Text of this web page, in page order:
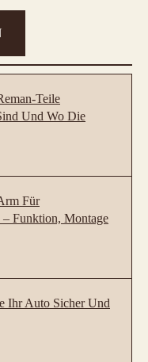
Teile
Und Wo Die
Für
Funktion, Montage
Ihr Auto Sicher Und